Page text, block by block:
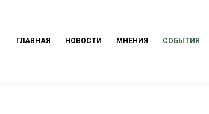
ГЛАВНАЯ НОВОСТИ МНЕНИЯ СОБЫТИЯ